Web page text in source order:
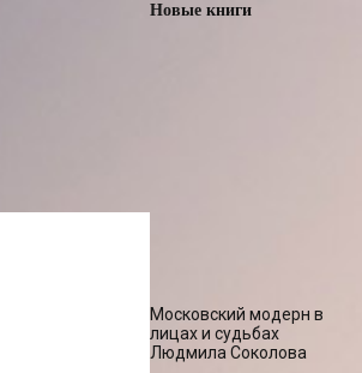
Новые книги
Московский модерн в
лицах и судьбах
Людмила Соколова